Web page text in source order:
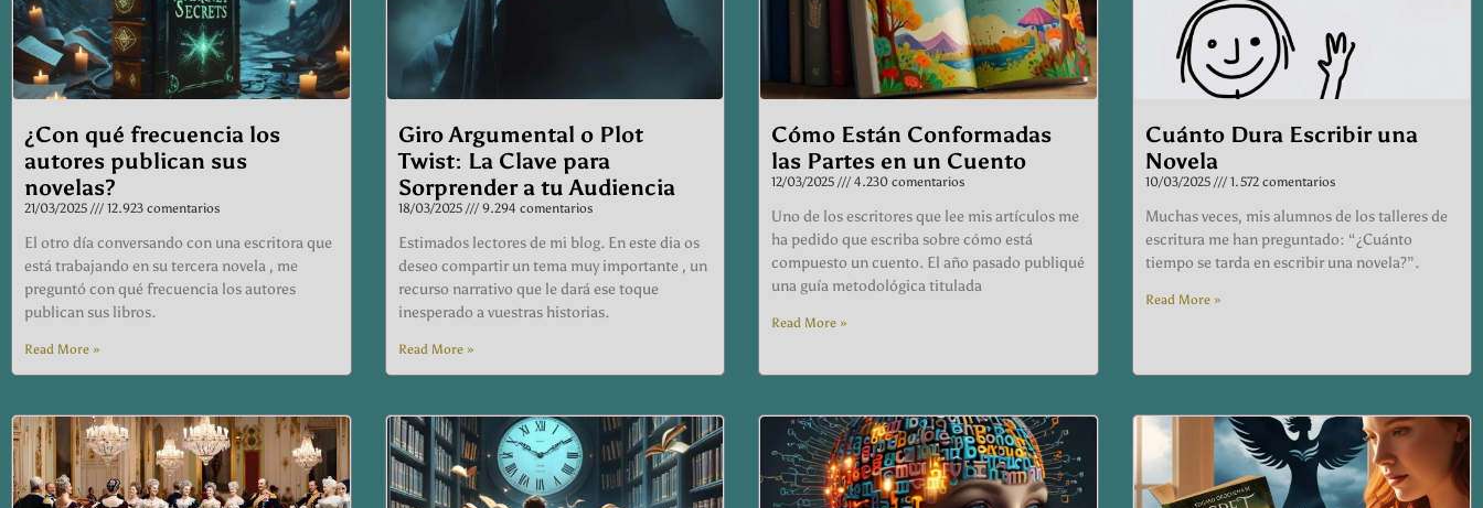
¿Con qué frecuencia los
autores publican sus
novelas?
21/03/2025 12.923 comentarios
El otro día conversando con una escritora que
está trabajando en su tercera novela , me
preguntó con qué frecuencia los autores
publican sus libros.
Read More »
Giro Argumental o Plot
Twist: La Clave para
Sorprender a tu Audiencia
18/03/2025 9.294 comentarios
Estimados lectores de mi blog. En este dia os
deseo compartir un tema muy importante , un
recurso narrativo que le dará ese toque
inesperado a vuestras historias.
Read More »
Cómo Están Conformadas
las Partes en un Cuento
12/03/2025 4.230 comentarios
Uno de los escritores que lee mis artículos me
ha pedido que escriba sobre cómo está
compuesto un cuento. El año pasado publiqué
una guía metodológica titulada
Read More »
Cuánto Dura Escribir una
Novela
10/03/2025 1.572 comentarios
Muchas veces, mis alumnos de los talleres de
escritura me han preguntado: “¿Cuánto
tiempo se tarda en escribir una novela?”.
Read More »